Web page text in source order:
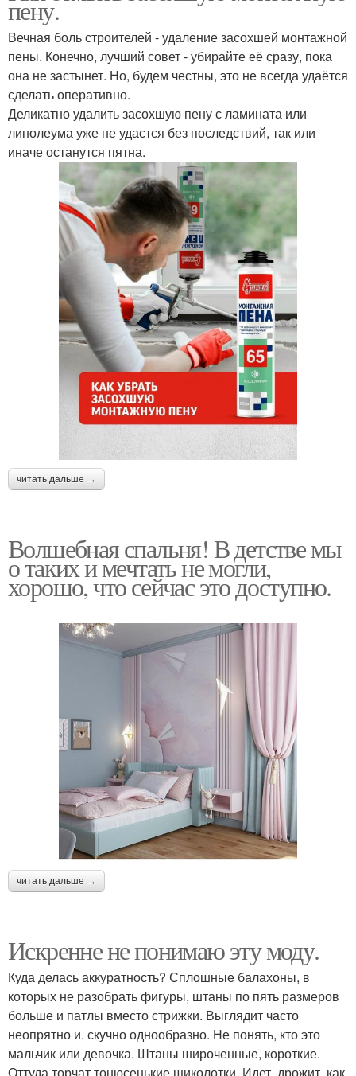
пену.
Вечная боль строителей - удаление засохшей монтажной
пены. Конечно, лучший совет - убирайте её сразу, пока
она не застынет. Но, будем честны, это не всегда удаётся
сделать оперативно.
Деликатно удалить засохшую пену с ламината или
линолеума уже не удастся без последствий, так или
иначе останутся пятна.
читать дальше →
Волшебная спальня! В детстве мы
о таких и мечтать не могли,
хорошо, что сейчас это доступно.
читать дальше →
Искренне не понимаю эту моду.
Куда делась аккуратность? Сплошные балахоны, в
которых не разобрать фигуры, штаны по пять размеров
больше и патлы вместо стрижки. Выглядит часто
неопрятно и. скучно однообразно. Не понять, кто это
мальчик или девочка. Штаны широченные, короткие.